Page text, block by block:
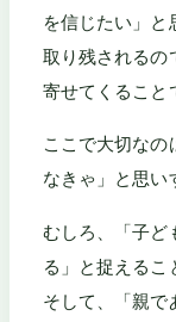
を信じたい」
取り残されるの
寄せてくること
ここで大切な
なきゃ」と思い
むしろ、「子ど
る」と捉えるこ
そして、「親で